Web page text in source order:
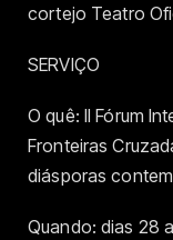
cortejo Teatro
SERVIÇO
O quê: II Fórum
Fronteiras
diásporas
Quando: dias 28